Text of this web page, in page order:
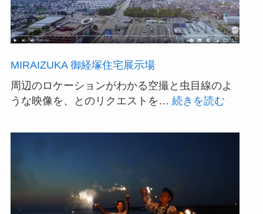
MIRAIZUKA 御経塚住宅展示場
周辺のロケーションがわかる空撮と虫目線のよ
うな映像を、とのリクエストを… 続きを読む:
御
展